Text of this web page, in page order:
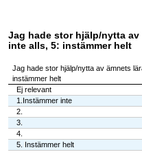
Jag hade stor hjälp/nytta
inte alls, 5: instämmer helt
Jag hade stor hjälp/nytta av ämnets
instämmer helt
Ej relevant
1.Instämmer inte
2.
3.
4.
5. Instämmer helt